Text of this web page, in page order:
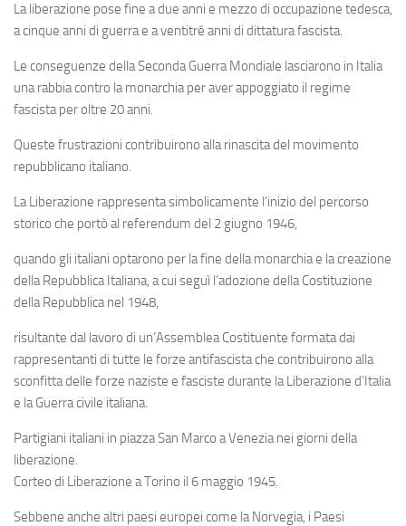
La liberazione pose fine a due anni e mezzo di occupazione tedesca,
a cinque anni di guerra e a ventitré anni di dittatura fascista.
Le conseguenze della Seconda Guerra Mondiale lasciarono in Italia
una rabbia contro la monarchia per aver appoggiato il regime
fascista per oltre 20 anni.
Queste frustrazioni contribuirono alla rinascita del movimento
repubblicano italiano.
La Liberazione rappresenta simbolicamente l’inizio del percorso
storico che portò al referendum del 2 giugno 1946,
quando gli italiani optarono per la fine della monarchia e la creazione
della Repubblica Italiana, a cui seguì l’adozione della Costituzione
della Repubblica nel 1948,
risultante dal lavoro di un’Assemblea Costituente formata dai
rappresentanti di tutte le forze antifascista che contribuirono alla
sconfitta delle forze naziste e fasciste durante la Liberazione d’Italia
e la Guerra civile italiana.
Partigiani italiani in piazza San Marco a Venezia nei giorni della
liberazione.
Corteo di Liberazione a Torino il 6 maggio 1945.
Sebbene anche altri paesi europei come la Norvegia, i Paesi